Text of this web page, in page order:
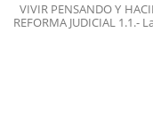
VIVIR PENSANDO Y
REFORMA JUDICIAL 1.1.-